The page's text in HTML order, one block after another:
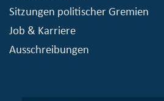
Sitzungen politischer Gremien
Job & Karriere
Ausschreibungen